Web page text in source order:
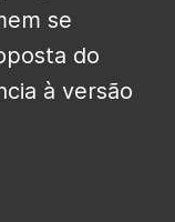
se
do
à versão